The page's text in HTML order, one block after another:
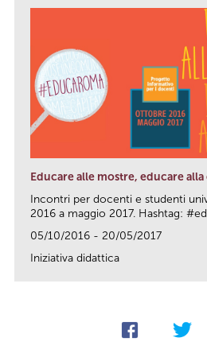
Educare alle mostre, educare
Incontri per docenti e studenti
2016 a maggio 2017. Hashtag:
05/10/2016 - 20/05/2017
Iniziativa didattica